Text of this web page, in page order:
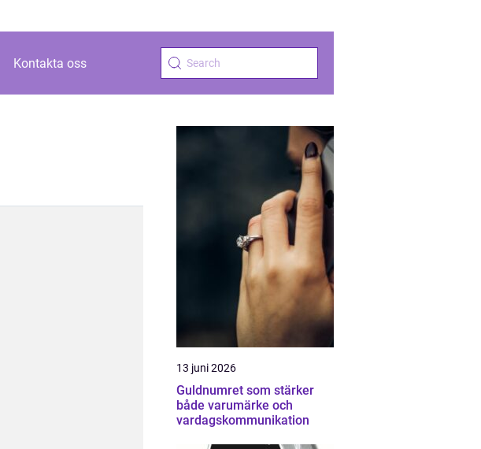
Kontakta oss
13 juni 2026
Guldnumret som stärker
både varumärke och
vardagskommunikation